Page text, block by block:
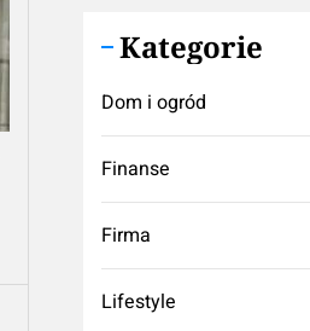
Kategorie
Dom i ogród
Finanse
Firma
Lifestyle